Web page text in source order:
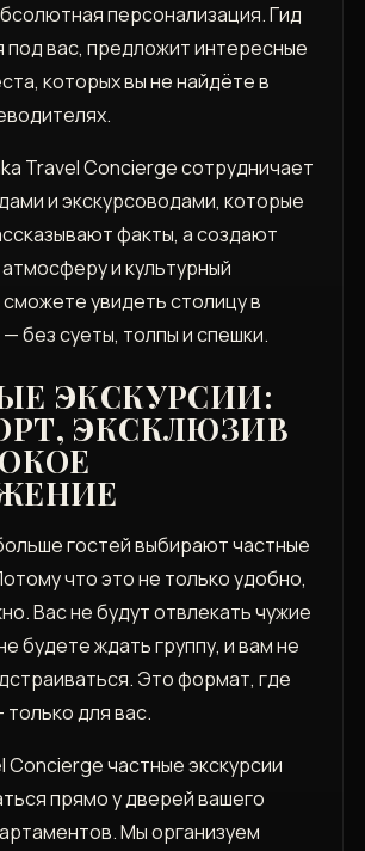
персонализация. Гид
под вас, предложит интересные
которых вы не найдёте в
Travel Concierge сотрудничает
и экскурсоводами, которые
факты, а создают
и культурный
увидеть столицу в
без суеты, толпы и спешки.
ЭКСКУРСИИ:
ЭКСКЛЮЗИВ
гостей выбирают частные
что это не только удобно,
Вас не будут отвлекать чужие
будете ждать группу, и вам не
Это формат, где
для вас.
Concierge частные экскурсии
прямо у дверей вашего
Мы организуем